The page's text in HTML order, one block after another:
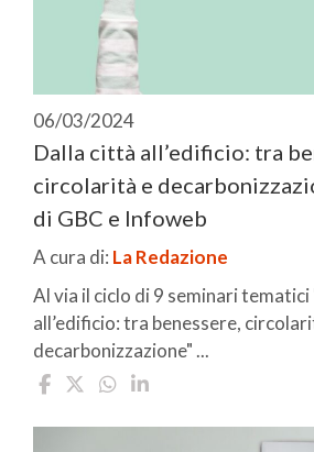
06/03/2024
Dalla città all’edificio: tra
circolarità e
di GBC e Infoweb
A cura di: La Redazione
Al via il ciclo di 9 seminari
all’edificio: tra benessere,
decarbonizzazione" ...